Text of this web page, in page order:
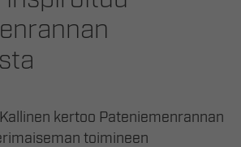
kertoo Pateniemenrannan
toimineen